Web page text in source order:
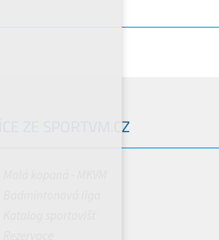
VÍCE ZE SPORTVM.CZ